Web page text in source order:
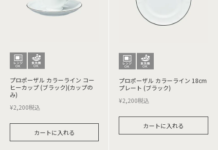
プロポーザル カラーライン コー
ヒーカップ (ブラック)(カップの
み)
¥2,200税込
カートに入れる
プロポーザル カラーライン 18cm
プレート (ブラック)
¥2,200税込
カートに入れる